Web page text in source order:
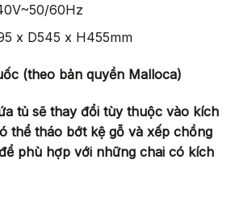
60Hz
x D545 x H455mm
(theo bản quyền Malloca)
tủ sẽ thay đổi tùy thuộc vào kích
thể tháo bớt kệ gỗ và xếp chồng
phù hợp với những chai có kích